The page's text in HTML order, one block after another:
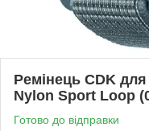
Ремінець CDK
Nylon Sport Loop
Готово до відправки